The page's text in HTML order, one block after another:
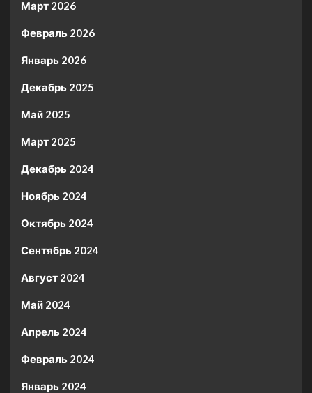
Март 2026
Февраль 2026
Январь 2026
Декабрь 2025
Май 2025
Март 2025
Декабрь 2024
Ноябрь 2024
Октябрь 2024
Сентябрь 2024
Август 2024
Май 2024
Апрель 2024
Февраль 2024
Январь 2024